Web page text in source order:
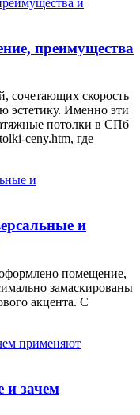
преимущества
сочетающих скорость
эстетику. Именно эти
потолки в СПб
ceny.htm, где
и
помещение,
замаскированы
акцента. С
и зачем